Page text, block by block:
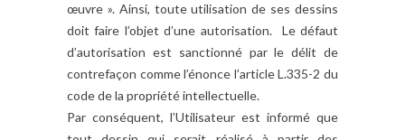
œuvre ». Ainsi, toute utilisation de ses dessins
doit faire l’objet d’une autorisation. Le défaut
d’autorisation est sanctionné par le délit de
contrefaçon comme l’énonce l’article L.335-2 du
code de la propriété intellectuelle.
Par conséquent, l’Utilisateur est informé que